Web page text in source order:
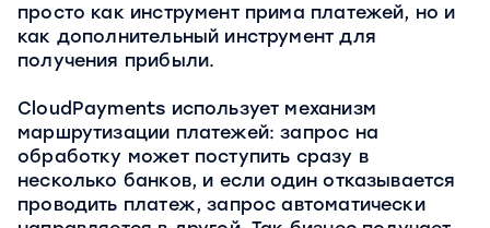
просто как инструмент прима платежей, но и
как дополнительный инструмент для
получения прибыли.
CloudPayments использует механизм
маршрутизации платежей: запрос на
обработку может поступить сразу в
несколько банков, и если один отказывается
проводить платеж, запрос автоматически